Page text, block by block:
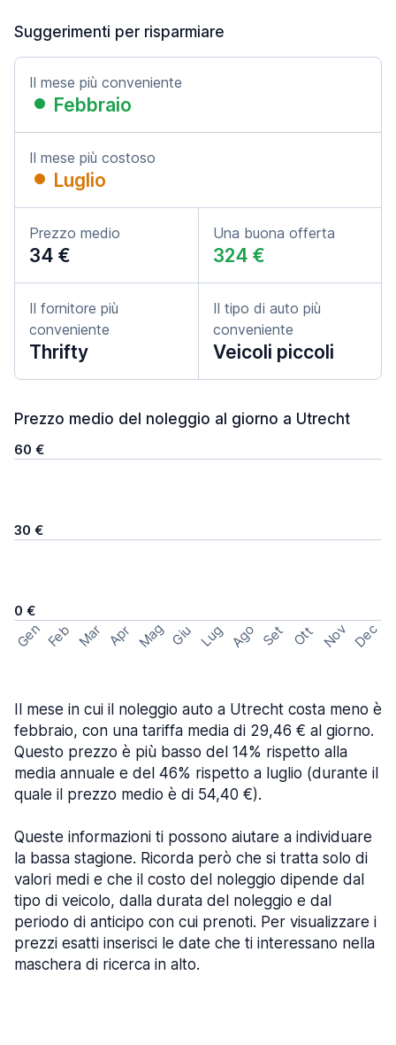
Suggerimenti per risparmiare
Il mese più conveniente
Febbraio
Il mese più costoso
Luglio
Prezzo medio
34 €
Una buona offerta
324 €
Il fornitore più
conveniente
Thrifty
Il tipo di auto più
conveniente
Veicoli piccoli
Prezzo medio del noleggio al giorno a Utrecht
60 €
30 €
0 €
Gen Feb Mar Apr Mag Giu Lug Ago Set Ott Nov Dec
Il mese in cui il noleggio auto a Utrecht costa meno è
febbraio, con una tariffa media di 29,46 € al giorno.
Questo prezzo è più basso del 14% rispetto alla
media annuale e del 46% rispetto a luglio (durante il
quale il prezzo medio è di 54,40 €).
Queste informazioni ti possono aiutare a individuare
la bassa stagione. Ricorda però che si tratta solo di
valori medi e che il costo del noleggio dipende dal
tipo di veicolo, dalla durata del noleggio e dal
periodo di anticipo con cui prenoti. Per visualizzare i
prezzi esatti inserisci le date che ti interessano nella
maschera di ricerca in alto.